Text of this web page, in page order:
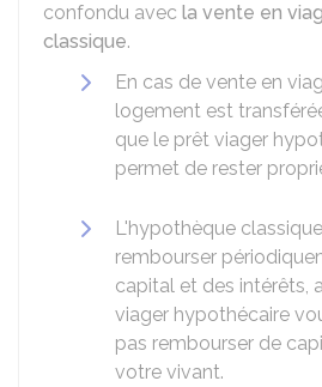
confondu avec la vente en
classique.
En cas de vente en
logement est
que le prêt viager
permet de rester
L'hypothèque
rembourser
capital et des intérêts,
viager hypothécaire
pas rembourser de
votre vivant.